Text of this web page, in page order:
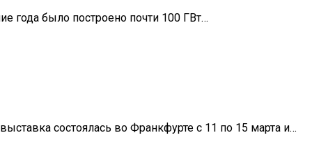
года было построено почти 100 ГВт…
состоялась во Франкфурте с 11 по 15 марта и…